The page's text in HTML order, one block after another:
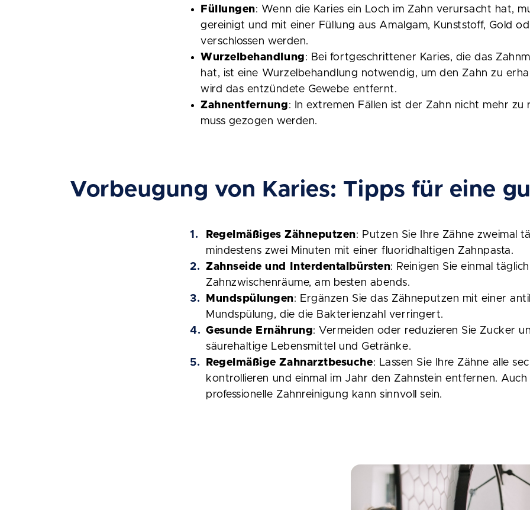
Füllungen: Wenn die Karies ein Loch im Zahn verursacht hat,
gereinigt und mit einer Füllung aus Amalgam, Kunststoff, Gold
verschlossen werden.
Wurzelbehandlung: Bei fortgeschrittener Karies, die das
hat, ist eine Wurzelbehandlung notwendig, um den Zahn zu
wird das entzündete Gewebe entfernt.
Zahnentfernung: In extremen Fällen ist der Zahn nicht mehr zu
muss gezogen werden.
Vorbeugung von Karies: Tipps für eine
Regelmäßiges Zähneputzen: Putzen Sie Ihre Zähne zweimal
mindestens zwei Minuten mit einer fluoridhaltigen Zahnpasta.
Zahnseide und Interdentalbürsten: Reinigen Sie einmal
Zahnzwischenräume, am besten abends.
Mundspülungen: Ergänzen Sie das Zähneputzen mit einer
Mundspülung, die die Bakterienzahl verringert.
Gesunde Ernährung: Vermeiden oder reduzieren Sie Zucker
säurehaltige Lebensmittel und Getränke.
Regelmäßige Zahnarztbesuche: Lassen Sie Ihre Zähne alle
kontrollieren und einmal im Jahr den Zahnstein entfernen. Auch
professionelle Zahnreinigung kann sinnvoll sein.